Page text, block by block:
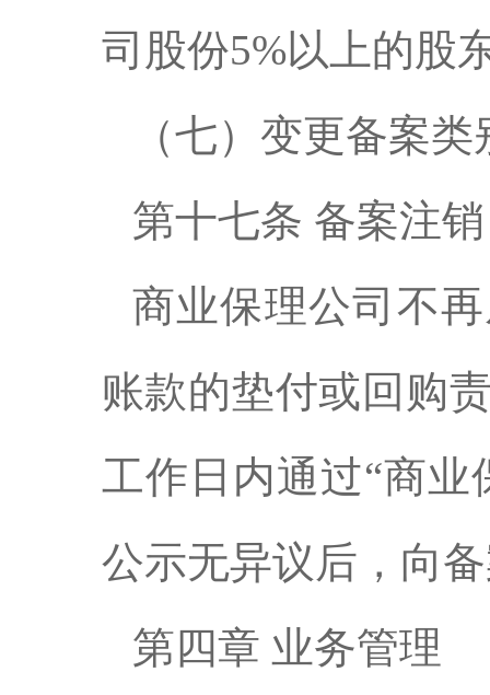
司股份5%以上的股
（七）变更备案类
第十七条 备案注销
商业保理公司不
账款的垫付或回购
工作日内通过“商业
公示无异议后，向
第四章 业务管理